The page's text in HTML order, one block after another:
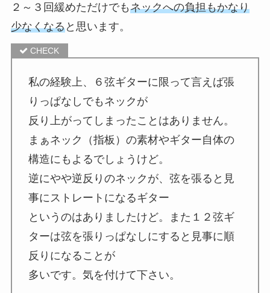
２～３回緩めただけでもネックへの負担もかなり
少なくなると思います。
私の経験上、６弦ギターに限って言えば張
りっぱなしでもネックが
反り上がってしまったことはありません。
まぁネック（指板）の素材やギター自体の
構造にもよるでしょうけど。
逆にやや逆反りのネックが、弦を張ると見
事にストレートになるギター
というのはありましたけど。また１２弦ギ
ターは弦を張りっぱなしにすると見事に順
反りになることが
多いです。気を付けて下さい。